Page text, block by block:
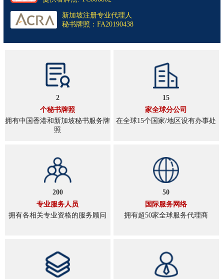
新加坡注册专业代理人
秘书牌照：FA20190438
2
个秘书牌照
拥有中国香港和新加坡秘书服务牌
照
15
家全球分公司
在全球15个国家/地区设有办事处
200
专业服务人员
拥有各相关专业资格的服务顾问
50
国际服务网络
拥有超50家全球服务代理商